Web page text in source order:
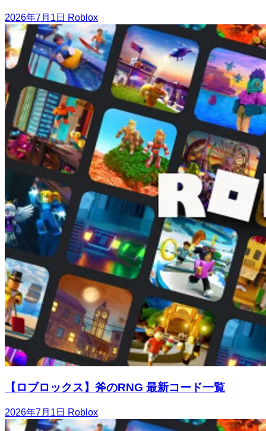
2026年7月1日 Roblox
【ロブロックス】斧のRNG 最新コード一覧
2026年7月1日 Roblox